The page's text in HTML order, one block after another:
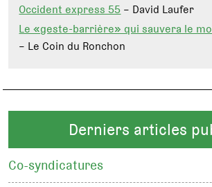
Occident express 55 – David Laufer
Le «geste-barrière» qui sauvera le
– Le Coin du Ronchon
Derniers articles
Co-syndicatures